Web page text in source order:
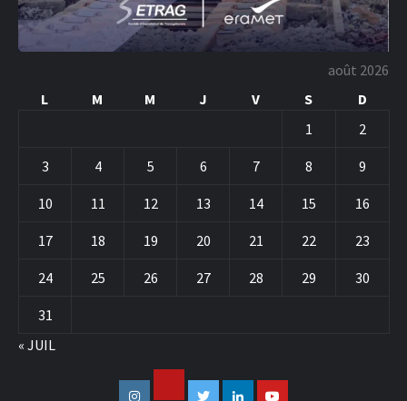
août 2026
L
M M J V S D
« JUIL
1 2
3 4 5 6 7 8 9
10 11 12 13 14 15 16
17 18 19 20 21 22 23
24 25 26 27 28 29 30
31
Instagram
Facebook
TwitterLinkedinYoutube